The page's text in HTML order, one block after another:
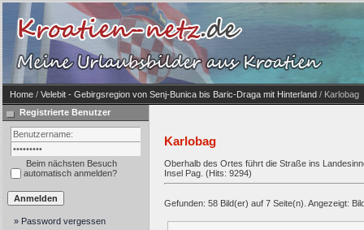
Home / Velebit - Gebirgsregion von Senj-Bunica bis Baric-Draga mit Hinterland / Karlobag
Registrierte Benutzer
Beim nächsten Besuch
automatisch anmelden?
» Password vergessen
Karlobag
Oberhalb des Ortes führt die Straße ins
Insel Pag. (Hits: 9294)
Gefunden: 58 Bild(er) auf 7 Seite(n). Angezeigt: